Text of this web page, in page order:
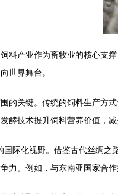
料产业作为畜牧业的核心支
世界舞台。
的关键。传统的饲料生产方
酵技术提升饲料营养价值，
国际化视野。借鉴古代丝绸
力。例如，与东南亚国家合